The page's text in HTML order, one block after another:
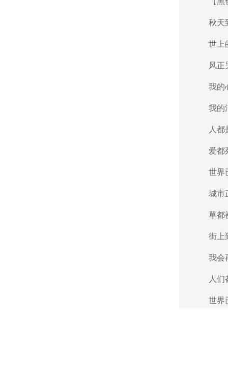
秋天到
世上
风正哭
我的心
我的泪
人都是
爱都
世界已
城市正
草都被
街上
我会
人们都
世界